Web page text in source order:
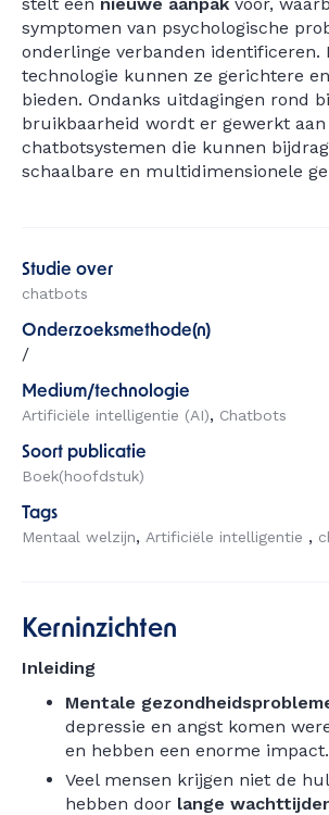
symptomen van psychologische
onderlinge verbanden identificeren.
technologie kunnen ze gerichtere
bieden. Ondanks uitdagingen rond
bruikbaarheid wordt er gewerkt aan
chatbotsystemen die kunnen
schaalbare en multidimensionele
Studie over
chatbots
Onderzoeksmethode(n)
/
Medium/technologie
Artificiële intelligentie (AI)
Chatbots
Soort publicatie
Boek(hoofdstuk)
Tags
Mentaal welzijn
Artificiële intelligentie
Kerninzichten
Inleiding
Mentale
depressie en angst komen
en hebben een enorme impact.
Veel mensen krijgen niet de
hebben door lange